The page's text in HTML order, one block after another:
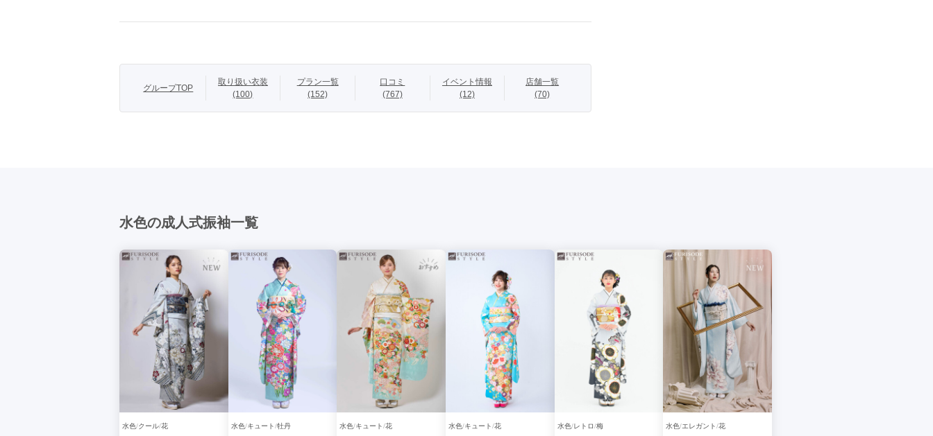
【まるやま・京彩グループオリジナル振袖】
品格と知性を感じさせる大人っぽさが魅力的な振袖。上質な配色が古典美を感じ
グループTOP
取り扱い衣装
(100)
プラン一覧
(152)
口コミ
(767)
イベント情報
(12)
店舗一覧
(70)
水色の成人式振袖一覧
水色 クール 花 水色 キュート 牡丹 水色 キュート 花 水色 キュート 花 水色 レトロ 梅 水色 エレガント 花